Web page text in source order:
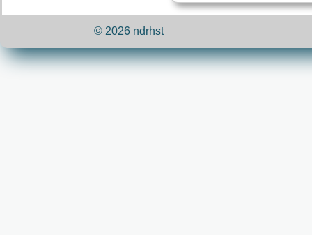
© 2026 ndrhst